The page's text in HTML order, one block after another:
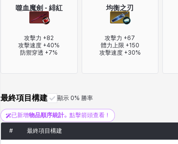
噬血魔劍 - 緋紅
攻擊力 +82
攻擊速度 +40%
防禦穿透 +7%
均衡之刃
攻擊力 +67
體力上限 +150
攻擊速度 +30%
最終項目構建 顯示 0% 勝率
已新增物品順序統計。點擊箭頭查看！
# 最終項目構建